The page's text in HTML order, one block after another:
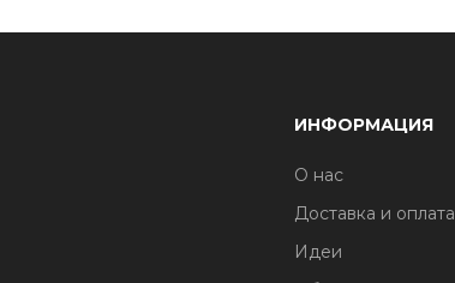
ИНФОРМАЦИЯ
О нас
Доставка и оплата
Идеи